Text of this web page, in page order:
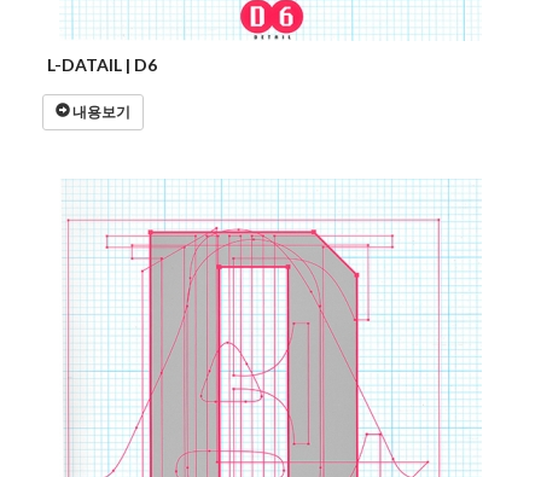
L-DATAIL | D6
내용보기